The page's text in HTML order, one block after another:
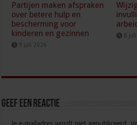
Partijen maken afspraken
over betere hulp en
bescherming voor
kinderen en gezinnen
9 juli 2026
8
Geef een reactie